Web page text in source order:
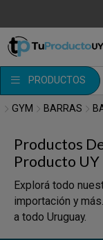
PRODUCTOS
GYM BARRAS
Productos
Producto UY
Explorá todo
importación y
a todo Uruguay.